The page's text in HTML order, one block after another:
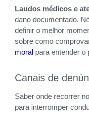
Laudos médicos e
dano documentado.
definir o melhor
sobre como
moral para entender o
Canais de
Saber onde recorrer
para interromper